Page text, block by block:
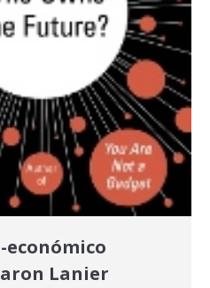
Lanier